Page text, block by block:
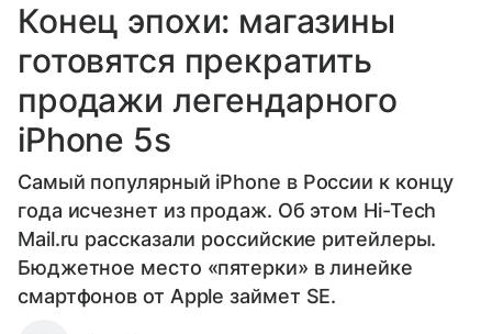
Конец эпохи: магазины
готовятся прекратить
продажи легендарного
iPhone 5s
Самый популярный iPhone в России к концу
года исчезнет из продаж. Об этом Hi-Tech
Mail.ru рассказали российские ритейлеры.
Бюджетное место «пятерки» в линейке
смартфонов от Apple займет SE.